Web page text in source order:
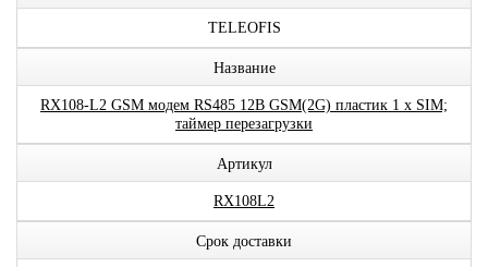
TELEOFIS
Название
RX108-L2 GSM модем RS485 12В GSM(2G) пластик 1 x SIM;
таймер перезагрузки
Артикул
RX108L2
Срок доставки